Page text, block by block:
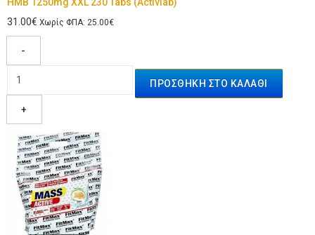
HMB 1250mg XXL 230 Tabs (Activlab)
31.00€ Χωρίς ΦΠΑ: 25.00€
-
+